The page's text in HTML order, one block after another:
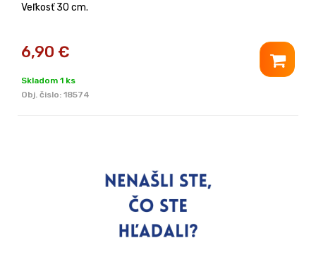
Veľkosť 30 cm.
6,90 €
Skladom 1 ks
Obj. čislo: 18574